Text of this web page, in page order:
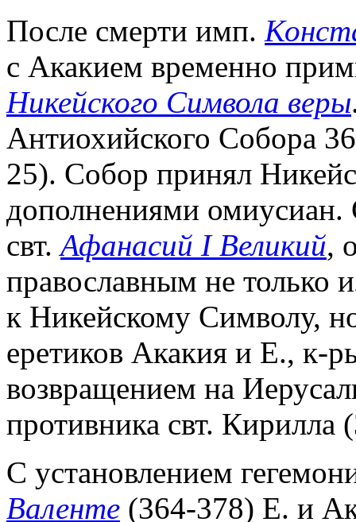
После смерти имп.
с Акакием временно
Никейского Символа веры
Антиохийского Собора
25). Собор принял
дополнениями омиусиан.
свт.Афанасий I Великий,
православным не только
к Никейскому Символу,
еретиков Акакия и Е., к-
возвращением на
противника свт. Кирилла
С установлением
Валенте (364-378) Е. и